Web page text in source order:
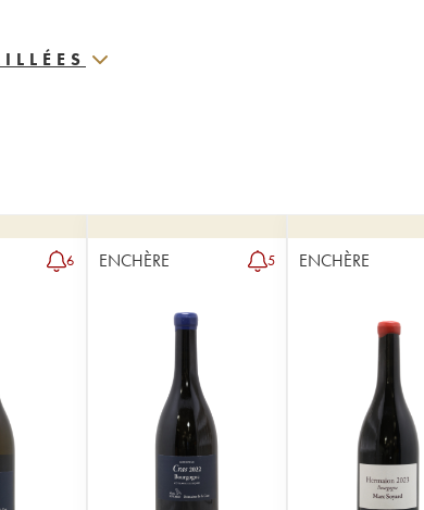
6 ENCHÈRE 5 ENCHÈRE